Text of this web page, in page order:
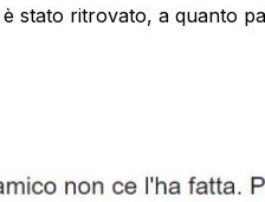
stato ritrovato, a quanto